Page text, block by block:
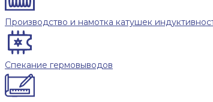
Производство и намотка катушек
Спекание гермовыводов